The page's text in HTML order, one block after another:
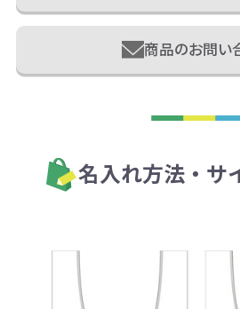
商品のお問い
名入れ方法・サ